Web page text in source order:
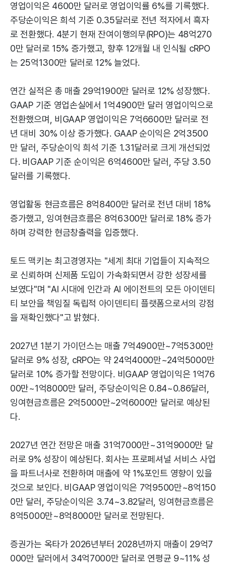
영업이익은 4600만 달러로 영업이익률 6%를 기록했다.
주당순이익은 희석 기준 0.35달러로 전년 적자에서 흑자
로 전환했다. 4분기 현재 잔여이행의무(RPO)는 48억270
0만 달러로 15% 증가했고, 향후 12개월 내 인식될 cRPO
는 25억1300만 달러로 12% 늘었다.
연간 실적은 총 매출 29억1900만 달러로 12% 성장했다.
GAAP 기준 영업손실에서 1억4900만 달러 영업이익으로
전환했으며, 비GAAP 영업이익은 7억6600만 달러로 전
년 대비 30% 이상 증가했다. GAAP 순이익은 2억3500
만 달러, 주당순이익 희석 기준 1.31달러로 크게 개선되었
다. 비GAAP 기준 순이익은 6억4600만 달러, 주당 3.50
달러를 기록했다.
영업활동 현금흐름은 8억8400만 달러로 전년 대비 18%
증가했고, 잉여현금흐름은 8억6300만 달러로 18% 증가
하며 강력한 현금창출력을 입증했다.
토드 맥키논 최고경영자는 "세계 최대 기업들이 지속적으
로 신뢰하며 신제품 도입이 가속화되면서 강한 성장세를
보였다"며 "AI 시대에 인간과 AI 에이전트의 모든 아이덴티
티 보안을 책임질 독립적 아이덴티티 플랫폼으로서의 강점
을 재확인했다"고 밝혔다.
2027년 1분기 가이던스는 매출 7억4900만~7억5300만
달러로 9% 성장, cRPO는 약 24억4000만~24억5000만
달러로 10% 증가할 전망이다. 비GAAP 영업이익은 1억76
00만~1억8000만 달러, 주당순이익은 0.84~0.86달러,
잉여현금흐름은 2억5000만~2억6000만 달러로 예상된
다.
2027년 연간 전망은 매출 31억7000만~31억9000만 달
러로 9% 성장이 예상된다. 회사는 프로페셔널 서비스 사업
을 파트너사로 전환하며 매출에 약 1%포인트 영향이 있을
것으로 보인다. 비GAAP 영업이익은 7억9500만~8억150
0만 달러, 주당순이익은 3.74~3.82달러, 잉여현금흐름은
8억5000만~8억8000만 달러로 전망된다.
증권가는 옥타가 2026년부터 2028년까지 매출이 29억7
000만 달러에서 34억7000만 달러로 연평균 9~11% 성